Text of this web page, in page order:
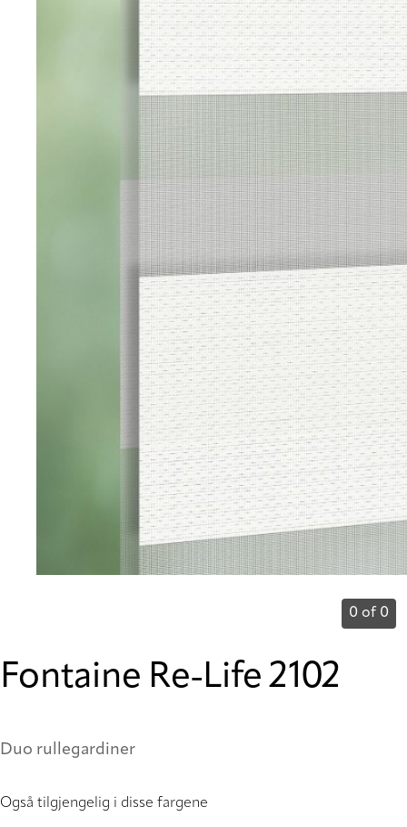
0 of 0
Fontaine Re-Life 2102
Duo rullegardiner
Også tilgjengelig i disse fargene